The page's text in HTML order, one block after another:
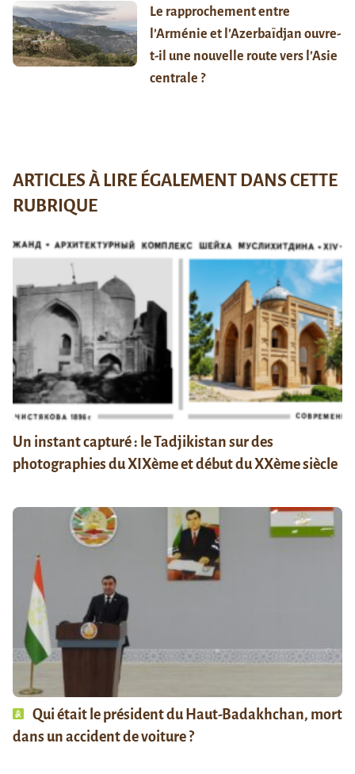
Le rapprochement entre
l’Arménie et l’Azerbaïdjan ouvre-
t-il une nouvelle route vers l’Asie
centrale ?
ARTICLES À LIRE ÉGALEMENT DANS CETTE
RUBRIQUE
Un instant capturé : le Tadjikistan sur des
photographies du XIXème et début du XXème siècle
Qui était le président du Haut-Badakhchan, mort
dans un accident de voiture ?